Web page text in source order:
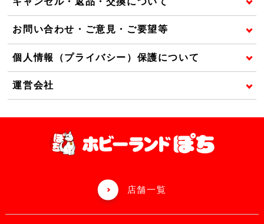
お問い合わせ・ご意見・ご要望等
個人情報（プライバシー）保護について
運営会社
店舗一覧